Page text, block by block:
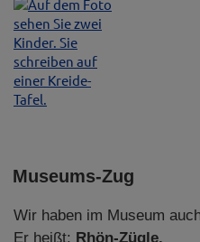
Museums-Zug
Wir haben im Museum
Er heißt: Rhön-Zügle.